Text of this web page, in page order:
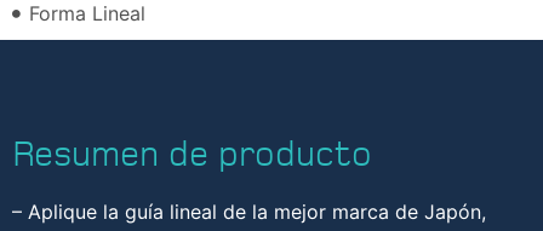
Forma Lineal
Resumen de producto
– Aplique la guía lineal de la mejor marca de Japón,